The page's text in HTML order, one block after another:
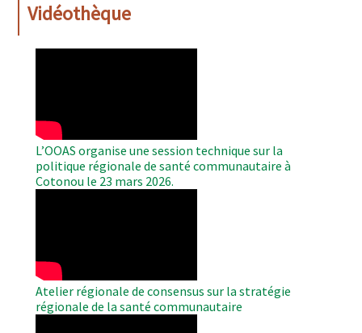
Vidéothèque
L’OOAS organise une session technique sur la
politique régionale de santé communautaire à
Cotonou le 23 mars 2026.
Atelier régionale de consensus sur la stratégie
régionale de la santé communautaire